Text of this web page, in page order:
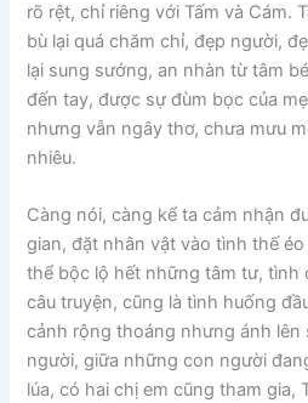
rõ rệt, chỉ riêng với Tấm và Cám.
bù lại quá chăm chỉ, đẹp người,
lại sung sướng, an nhàn từ tâm
đến tay, được sự đùm bọc của
nhưng vẫn ngây thơ, chưa mưu
nhiêu.
Càng nói, càng kể ta cảm nhận
gian, đặt nhân vật vào tình thế
thể bộc lộ hết những tâm tư, tình
câu truyện, cũng là tình huống
cảnh rộng thoáng nhưng ánh lên
người, giữa những con người
lúa, có hai chị em cũng tham gia,